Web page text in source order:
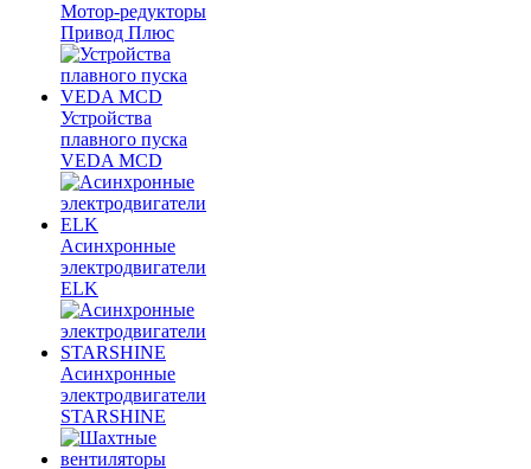
Мотор-редукторы
Привод Плюс
Устройства
плавного пуска
VEDA MCD
Асинхронные
электродвигатели
ELK
Асинхронные
электродвигатели
STARSHINE